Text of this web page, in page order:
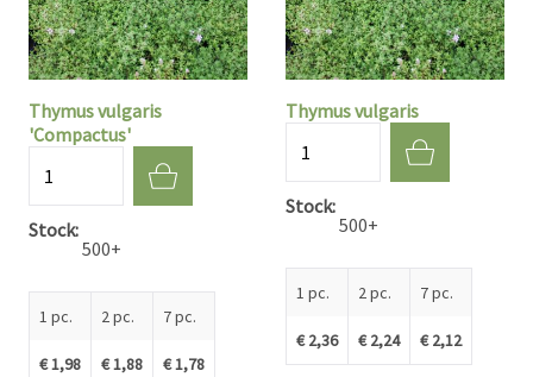
Thymus vulgaris
'Compactus'
Stock
500+
1 pc.
€ 1,98
2 pc.
€ 1,88
7 pc.
€ 1,78
Thymus vulgaris
Stock
500+
1 pc.
€ 2,36
2 pc.
€ 2,24
7 pc.
€ 2,12